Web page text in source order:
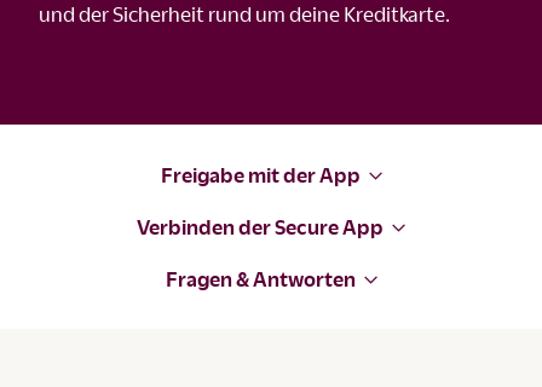
und der Sicherheit rund um deine Kreditkarte.
Freigabe mit der App
Verbinden der Secure App
Fragen & Antworten